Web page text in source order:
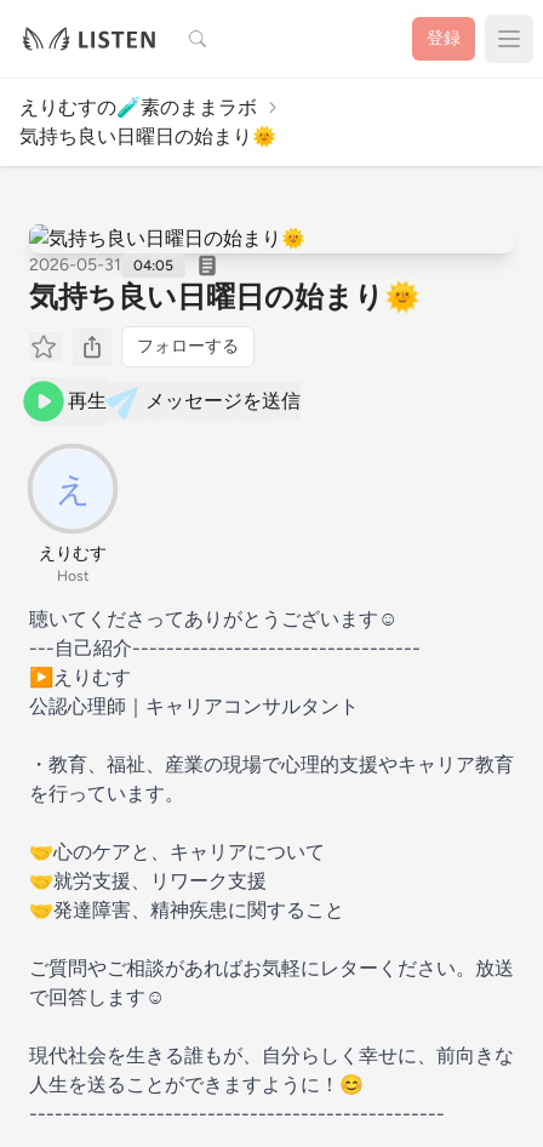
検索 登録
えりむすの🧪素のままラボ
気持ち良い日曜日の始まり🌞
2026-05-31 04:05
気持ち良い日曜日の始まり🌞
フォローする
再生 メッセージを送信
えりむす
Host
聴いてくださってありがとうございます☺️
---自己紹介----------------------------------
▶︎えりむす
公認心理師｜キャリアコンサルタント
・教育、福祉、産業の現場で心理的支援やキャリア教育
を行っています。
🤝心のケアと、キャリアについて
🤝就労支援、リワーク支援
🤝発達障害、精神疾患に関すること
ご質問やご相談があればお気軽にレターください。放送
で回答します☺️
現代社会を生きる誰もが、自分らしく幸せに、前向きな
人生を送ることができますように！😊
-------------------------------------------------